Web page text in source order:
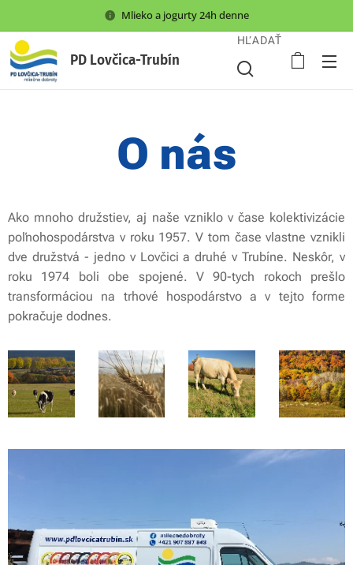
Mlieko a jogurty 24h denne
PD Lovčica-Trubín
HĽADAŤ
O nás
Ako mnoho družstiev, aj naše vzniklo v čase kolektivizácie
poľnohospodárstva v roku 1957. V tom čase vlastne vznikli
dve družstvá - jedno v Lovčici a druhé v Trubíne. Neskôr, v
roku 1974 boli obe spojené. V 90-tych rokoch prešlo
transformáciou na trhové hospodárstvo a v tejto forme
pokračuje dodnes.